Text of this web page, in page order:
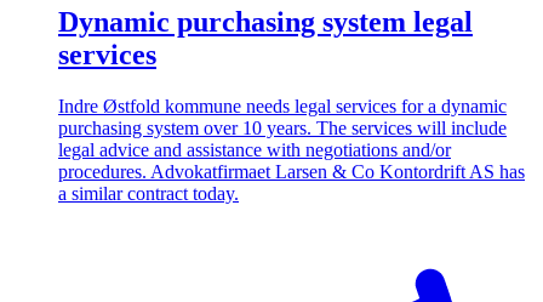
Dynamic purchasing system legal
services
Indre Østfold kommune needs legal services for a dynamic
purchasing system over 10 years. The services will include
legal advice and assistance with negotiations and/or
procedures. Advokatfirmaet Larsen & Co Kontordrift AS has
a similar contract today.